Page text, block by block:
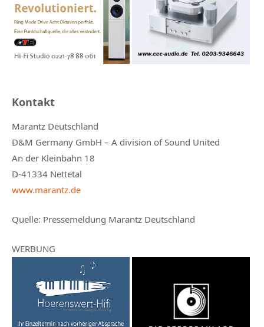
Kontakt
Marantz Deutschland
D&M Germany GmbH – A division of Sound United
An der Kleinbahn 18
D-41334 Nettetal
www.marantz.de
Quelle: Pressemeldung Marantz Deutschland
WERBUNG